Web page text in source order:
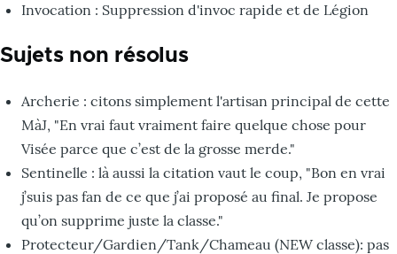
Invocation : Suppression d'invoc rapide et de Légion
Sujets non résolus
Archerie : citons simplement l'artisan principal de cette
MàJ, "En vrai faut vraiment faire quelque chose pour
Visée parce que c’est de la grosse merde."
Sentinelle : là aussi la citation vaut le coup, "Bon en vrai
j’suis pas fan de ce que j’ai proposé au final. Je propose
qu’on supprime juste la classe."
Protecteur/Gardien/Tank/Chameau (NEW classe): pas